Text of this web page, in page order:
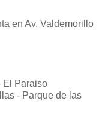
en Av. Valdemorillo
El Paraiso
- Parque de las